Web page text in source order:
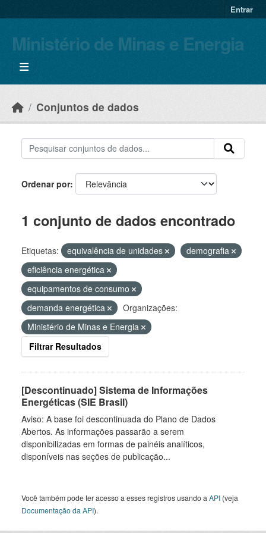
Entrar
Ministério de Minas e Energia
Conjuntos de dados
Ordenar por
1 conjunto de dados encontrado
Etiquetas: equivalência de unidades
demografia
eficiência energética
equipamentos de consumo
demanda energética
Organizações:
Ministério de Minas e Energia
Filtrar Resultados
[Descontinuado] Sistema de Informações
Energéticas (SIE Brasil)
Aviso: A base foi descontinuada do Plano de Dados
Abertos. As informações passarão a serem
disponibilizadas em formas de painéis analíticos,
disponíveis nas seções de publicação...
Você também pode ter acesso a esses registros usando a API (veja
Documentação da API).